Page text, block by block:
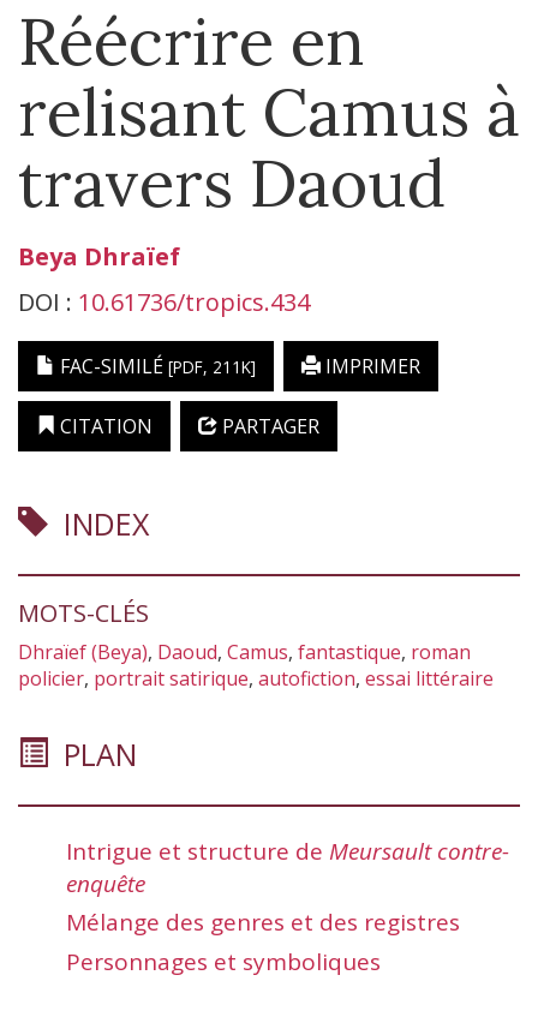
Réécrire en
relisant Camus à
travers Daoud
Beya Dhraïef
DOI : 10.61736/tropics.434
FAC-SIMILÉ [PDF, 211K] IMPRIMER
CITATION PARTAGER
INDEX
MOTS-CLÉS
Dhraïef (Beya), Daoud, Camus, fantastique, roman
policier, portrait satirique, autofiction, essai littéraire
PLAN
Intrigue et structure de Meursault contre-
enquête
Mélange des genres et des registres
Personnages et symboliques